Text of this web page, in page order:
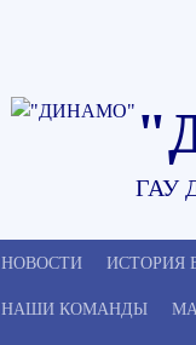
ГАУ
НОВОСТИ ИСТОРИЯ
НАШИ КОМАНДЫ